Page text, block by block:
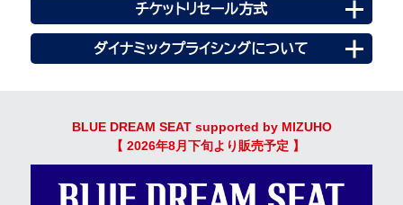
チケットリセール方式
ダイナミックプライシングについて
BLUE DREAM SEAT supported by MIZUHO
【 2026年8月下旬より販売予定 】